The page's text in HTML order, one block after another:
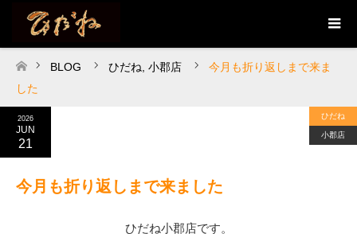
ホーム
BLOG ひだね 小郡店
今月も折り返しまで来ま
した
2026
JUN
21
ひだね
小郡店
今月も折り返しまで来ました
ひだね小郡店です。